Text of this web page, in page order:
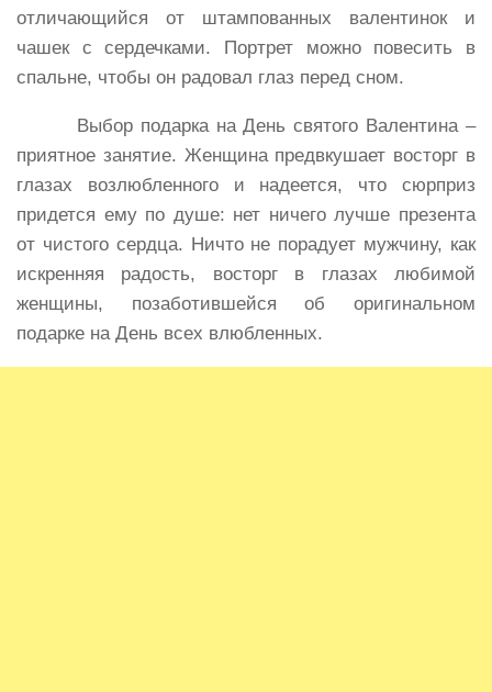
отличающийся от штампованных валентинок и
чашек с сердечками. Портрет можно повесить в
спальне, чтобы он радовал глаз перед сном.
Выбор подарка на День святого Валентина –
приятное занятие. Женщина предвкушает восторг в
глазах возлюбленного и надеется, что сюрприз
придется ему по душе: нет ничего лучше презента
от чистого сердца. Ничто не порадует мужчину, как
искренняя радость, восторг в глазах любимой
женщины, позаботившейся об оригинальном
подарке на День всех влюбленных.